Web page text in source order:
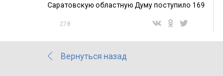
Саратовскую областную Думу поступило 169
278
Вернуться назад